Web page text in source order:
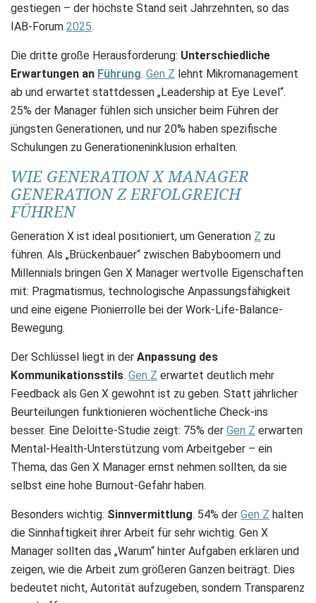
gestiegen – der höchste Stand seit Jahrzehnten, so das
IAB-Forum 2025.
Die dritte große Herausforderung: Unterschiedliche
Erwartungen an Führung. Gen Z lehnt Mikromanagement
ab und erwartet stattdessen „Leadership at Eye Level“.
25% der Manager fühlen sich unsicher beim Führen der
jüngsten Generationen, und nur 20% haben spezifische
Schulungen zu Generationeninklusion erhalten.
WIE GENERATION X MANAGER
GENERATION Z ERFOLGREICH
FÜHREN
Generation X ist ideal positioniert, um Generation Z zu
führen. Als „Brückenbauer“ zwischen Babyboomern und
Millennials bringen Gen X Manager wertvolle Eigenschaften
mit: Pragmatismus, technologische Anpassungsfähigkeit
und eine eigene Pionierrolle bei der Work-Life-Balance-
Bewegung.
Der Schlüssel liegt in der Anpassung des
Kommunikationsstils. Gen Z erwartet deutlich mehr
Feedback als Gen X gewohnt ist zu geben. Statt jährlicher
Beurteilungen funktionieren wöchentliche Check-ins
besser. Eine Deloitte-Studie zeigt: 75% der Gen Z erwarten
Mental-Health-Unterstützung vom Arbeitgeber – ein
Thema, das Gen X Manager ernst nehmen sollten, da sie
selbst eine hohe Burnout-Gefahr haben.
Besonders wichtig: Sinnvermittlung. 54% der Gen Z halten
die Sinnhaftigkeit ihrer Arbeit für sehr wichtig. Gen X
Manager sollten das „Warum“ hinter Aufgaben erklären und
zeigen, wie die Arbeit zum größeren Ganzen beiträgt. Dies
bedeutet nicht, Autorität aufzugeben, sondern Transparenz